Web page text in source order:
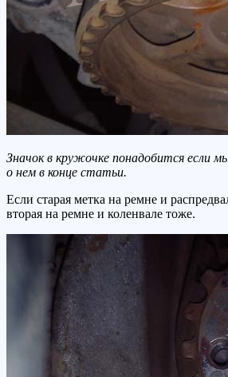
Значок в кружочке понадобится если
о нем в конце статьи.
Если старая метка на ремне и
вторая на ремне и коленвале тоже.